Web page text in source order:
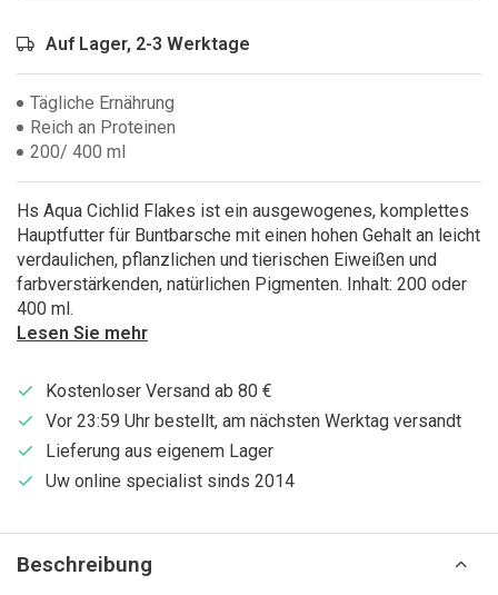
Auf Lager, 2-3 Werktage
Tägliche Ernährung
Reich an Proteinen
200/ 400 ml
Hs Aqua Cichlid Flakes ist ein ausgewogenes, komplettes
Hauptfutter für Buntbarsche mit einen hohen Gehalt an leicht
verdaulichen, pflanzlichen und tierischen Eiweißen und
farbverstärkenden, natürlichen Pigmenten. Inhalt: 200 oder
400 ml.
Lesen Sie mehr
Kostenloser Versand ab 80 €
Vor 23:59 Uhr bestellt, am nächsten Werktag versandt
Lieferung aus eigenem Lager
Uw online specialist sinds 2014
Beschreibung